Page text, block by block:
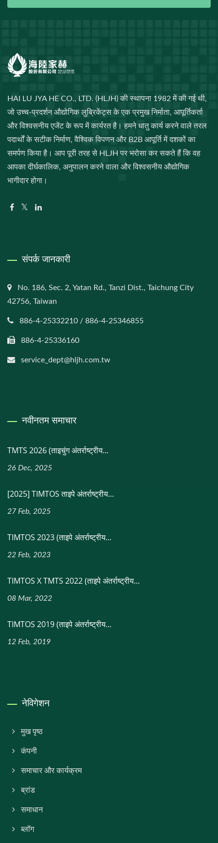
HAI LU JYA HE CO., LTD. (HLJH) की स्थापना 1982 में की गई थी,
जो उच्च-प्रदर्शन औद्योगिक लुब्रिकेंट्स के एक प्रमुख निर्माता, आपूर्तिकर्ता
और विश्वसनीय एजेंट के रूप में कार्यरत है। हमने धातु कार्य करने वाले तरल
पदार्थों के सटीक निर्माण, वैश्विक विपणन और B2B आपूर्ति में दशकों का
समर्पण किया है। आप पूरी तरह से HLJH पर भरोसा कर सकते हैं कि वह
आपका दीर्घकालिक, अनुपालन करने वाला और विश्वसनीय औद्योगिक
भागीदार होगा।
संपर्क जानकारी
No. 186, Sec. 2, Yatan Rd., Tanzi Dist., Taichung City
42756, Taiwan
886-4-25332210 / 886-4-25346855
886-4-25336160
service_dept@hljh.com.tw
नवीनतम समाचार
TMTS 2026 (ताइचुंग अंतर्राष्ट्रीय...
26 Dec, 2025
[2025] TIMTOS ताइपे अंतर्राष्ट्रीय...
27 Feb, 2025
TIMTOS 2023 (ताइपे अंतर्राष्ट्रीय...
22 Feb, 2023
TIMTOS X TMTS 2022 (ताइपे अंतर्राष्ट्रीय...
08 Mar, 2022
TIMTOS 2019 (ताइपे अंतर्राष्ट्रीय...
12 Feb, 2019
नेविगेशन
मुख पृष्ठ
कंपनी
समाचार और कार्यक्रम
ब्रांड
समाधान
ब्लॉग